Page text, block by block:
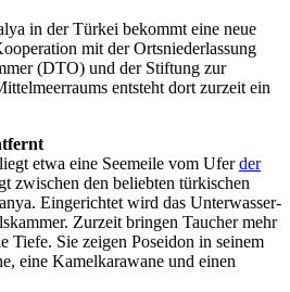
in der Türkei bekommt eine neue
mit der Ortsniederlassung
(DTO) und der Stiftung zur
entsteht dort zurzeit ein
etwa eine Seemeile vom Uferder
zwischen den beliebten türkischen
Eingerichtet wird das Unterwasser-
Zurzeit bringen Taucher mehr
Tiefe. Sie zeigen Poseidon in seinem
eine Kamelkarawane und einen